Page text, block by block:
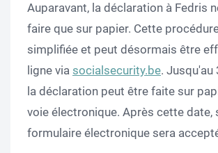
Auparavant, la déclaration à Fedris
faire que sur papier. Cette
simplifiée et peut désormais être
ligne via socialsecurity.be. Jusqu'au
la déclaration peut être faite sur
voie électronique. Après cette date,
formulaire électronique sera